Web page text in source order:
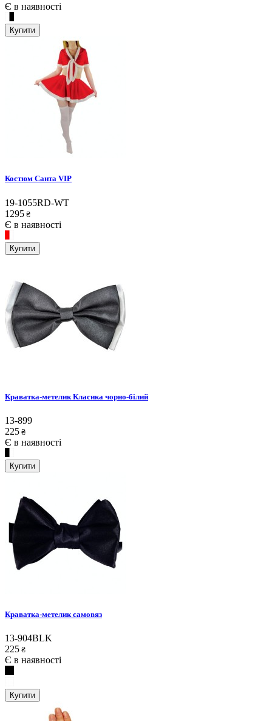
Є в наявності
Купити
Костюм Санта VIP
19-1055RD-WT
1295 ₴
Є в наявності
Купити
Краватка-метелик Класика чорно-білий
13-899
225 ₴
Є в наявності
Купити
Краватка-метелик самовяз
13-904BLK
225 ₴
Є в наявності
Купити